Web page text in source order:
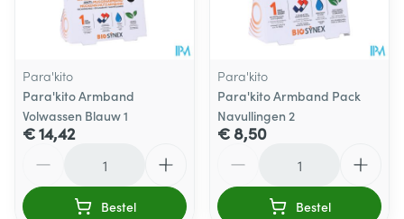
Para'kito
Para'kito Armband
Volwassen Blauw 1
€ 14,42
Bestel
Para'kito
Para'kito Armband Pack
Navullingen 2
€ 8,50
Bestel